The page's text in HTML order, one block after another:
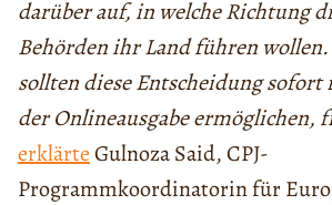
darüber auf, in welche Richtung
Behörden ihr Land führen
sollten diese Entscheidung
der Onlineausgabe ermöglichen,
erklärteGulnoza Said, CPJ-
Programmkoordinatorin für